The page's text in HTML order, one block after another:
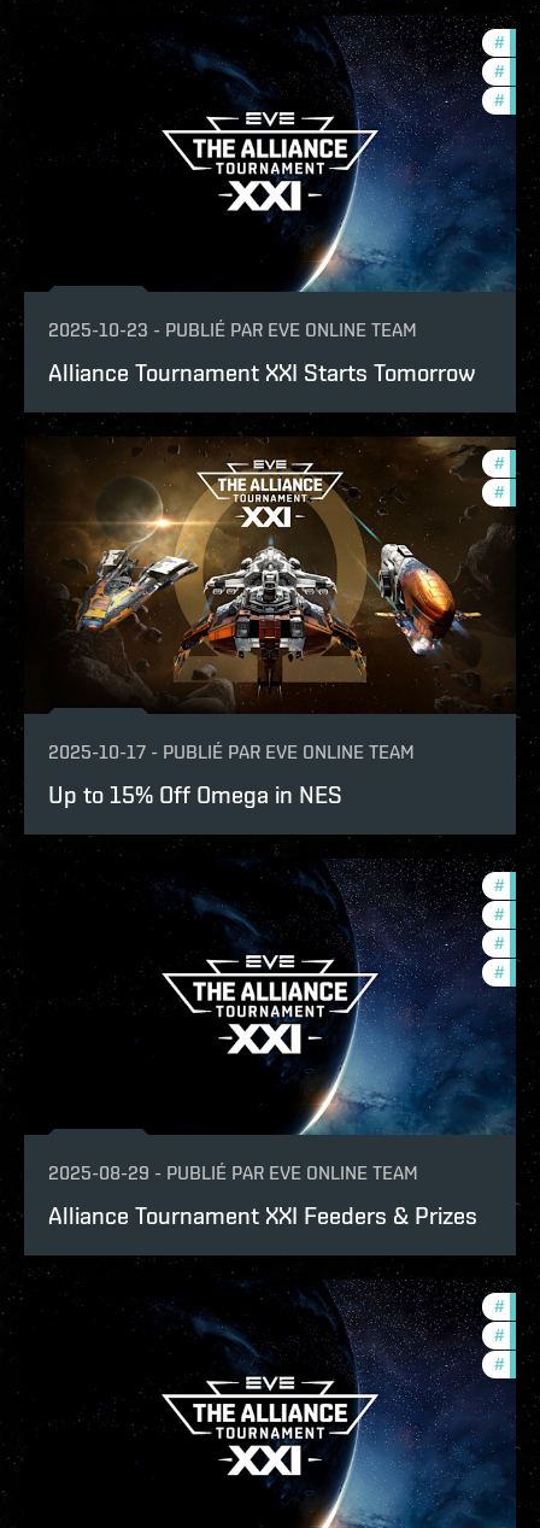
# pvp
#
#
2025-10-23 - PUBLIÉ PAR EVE ONLINE TEAM
Alliance Tournament XXI Starts Tomorrow
#
#
2025-10-17 - PUBLIÉ PAR EVE ONLINE TEAM
Up to 15% Off Omega in NES
#
#
#
#
2025-08-29 - PUBLIÉ PAR EVE ONLINE TEAM
Alliance Tournament XXI Feeders & Prizes
#
#
# pvp